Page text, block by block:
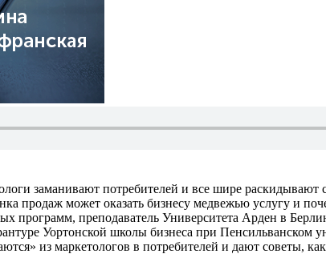
заманивают потребителей и все шире раскидывают
продаж может оказать бизнесу медвежью услугу и
программ, преподаватель Университета Арден в
Уортонской школы бизнеса при Пенсильванском
из маркетологов в потребителей и дают советы,